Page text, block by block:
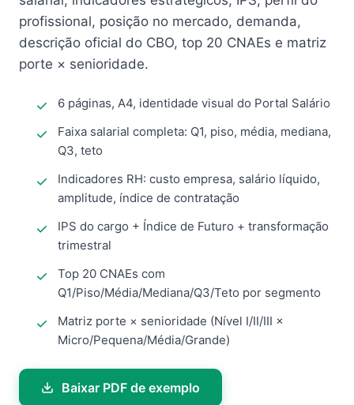
profissional, posição no mercado, demanda,
descrição oficial do CBO, top 20 CNAEs e matriz
porte × senioridade.
6 páginas, A4, identidade visual do Portal Salário
Faixa salarial completa: Q1, piso, média, mediana,
Q3, teto
Indicadores RH: custo empresa, salário líquido,
amplitude, índice de contratação
IPS do cargo + Índice de Futuro + transformação
trimestral
Top 20 CNAEs com
Q1/Piso/Média/Mediana/Q3/Teto por segmento
Matriz porte × senioridade (Nível I/II/III ×
Micro/Pequena/Média/Grande)
Baixar PDF de exemplo